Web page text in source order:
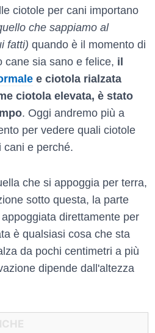
ciotole per cani importano
che sappiamo al
fatti) quando è il momento di
cane sia sano e felice, il
e ciotola rialzata
ciotola elevata, è stato
. Oggi andremo più a
per vedere quali ciotole
cani e perché.
che si appoggia per terra,
sotto questa, la parte
direttamente per
è qualsiasi cosa che sta
da pochi centimetri a più
dipende dall'altezza